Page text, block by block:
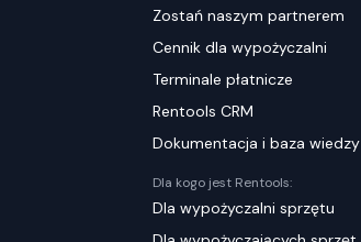
Zostań naszym partnerem
Cennik dla wypożyczalni
Terminale płatnicze
Rentools CRM
Dokumentacja i baza wiedzy
Dla kogo jest Rentools:
Dla wypożyczalni sprzętu